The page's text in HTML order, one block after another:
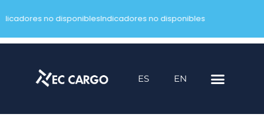
al
no disponiblesIndicadores no disponibles
ES EN